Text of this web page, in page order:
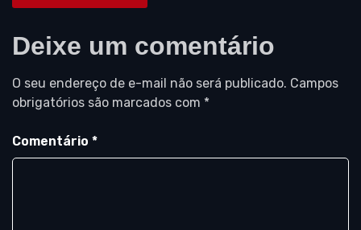
Deixe um comentário
O seu endereço de e-mail não será publicado. Campos
obrigatórios são marcados com *
Comentário *